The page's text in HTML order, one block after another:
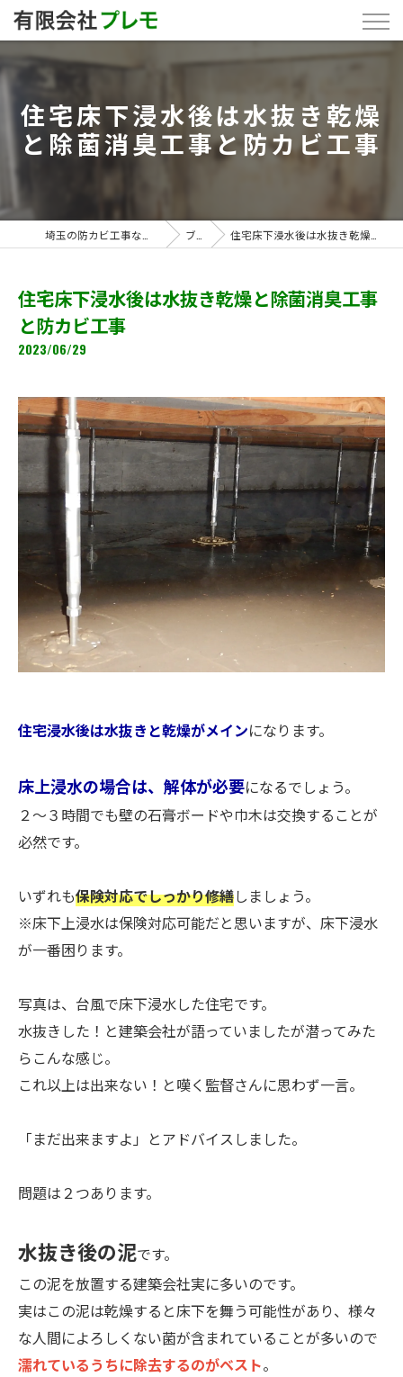
住宅床下浸水後は水抜き乾燥
と除菌消臭工事と防カビ工事
ブログ 住宅床下浸水後は水抜き乾燥と除菌消臭工事と防カビ工事
住宅床下浸水後は水抜き乾燥と除菌消臭工事
と防カビ工事
2023/06/29
住宅浸水後は水抜きと乾燥がメインになります。
床上浸水の場合は、解体が必要になるでしょう。
２～３時間でも壁の石膏ボードや巾木は交換することが
必然です。
いずれも保険対応でしっかり修繕しましょう。
※床下上浸水は保険対応可能だと思いますが、床下浸水
が一番困ります。
写真は、台風で床下浸水した住宅です。
水抜きした！と建築会社が語っていましたが潜ってみた
らこんな感じ。
これ以上は出来ない！と嘆く監督さんに思わず一言。
「まだ出来ますよ」とアドバイスしました。
問題は２つあります。
水抜き後の泥です。
この泥を放置する建築会社実に多いのです。
実はこの泥は乾燥すると床下を舞う可能性があり、様々
な人間によろしくない菌が含まれていることが多いので
濡れているうちに除去するのがベスト。